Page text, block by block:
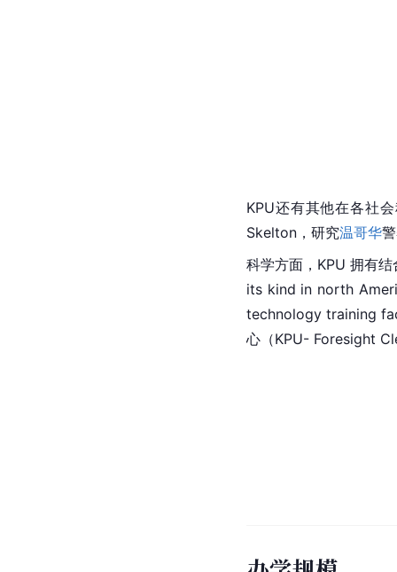
KPU还有其他在各社
Skelton，研究温哥华
科学方面，KPU 拥有
its kind in north
technology training
心（KPU- Foresight